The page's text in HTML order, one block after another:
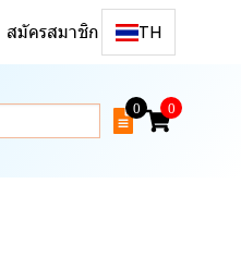
สมัครสมาชิก TH
0 0